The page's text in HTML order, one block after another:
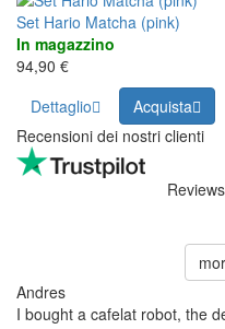
Set Hario Matcha (pink)
In magazzino
94,90 €
Dettaglio
Acquista
Recensioni dei nostri clienti
Andres
I bought a cafelat robot, the